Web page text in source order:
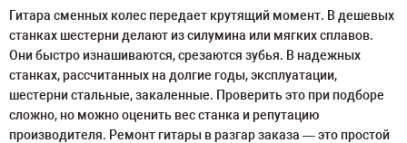
Гитара сменных колес передает крутящий момент. В дешевых
станках шестерни делают из силумина или мягких сплавов.
Они быстро изнашиваются, срезаются зубья. В надежных
станках, рассчитанных на долгие годы, эксплуатации,
шестерни стальные, закаленные. Проверить это при подборе
сложно, но можно оценить вес станка и репутацию
производителя. Ремонт гитары в разгар заказа — это простой